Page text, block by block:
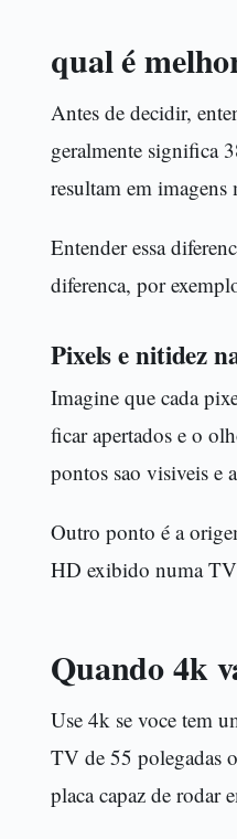
qual é
Antes de decidir,
geralmente significa
resultam em imagens
Entender essa
diferenca, por
Pixels e nitidez
Imagine que cada
ficar apertados e o
pontos sao visiveis e
Outro ponto é a
HD exibido numa
Quando 4k
Use 4k se voce tem
TV de 55 polegadas
placa capaz de rodar